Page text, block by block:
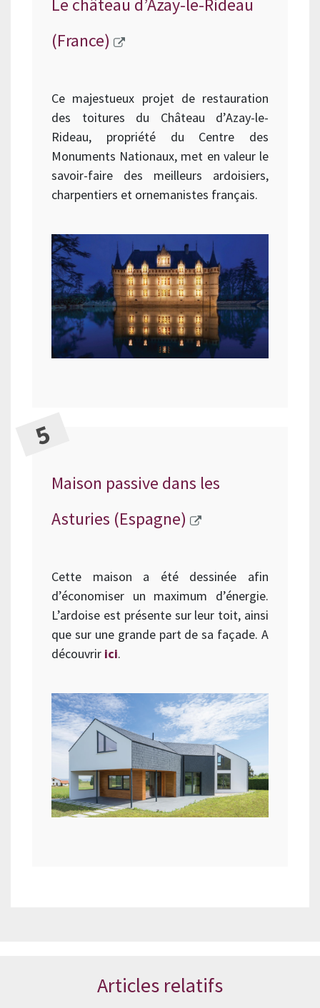
Le château d’Azay-le-Rideau
(France)
Ce majestueux projet de restauration
des toitures du Château d’Azay-le-
Rideau, propriété du Centre des
Monuments Nationaux, met en valeur le
savoir-faire des meilleurs ardoisiers,
charpentiers et ornemanistes français.
Maison passive dans les
Asturies (Espagne)
Cette maison a été dessinée afin
d’économiser un maximum d’énergie.
L’ardoise est présente sur leur toit, ainsi
que sur une grande part de sa façade. A
découvrir ici.
Articles relatifs